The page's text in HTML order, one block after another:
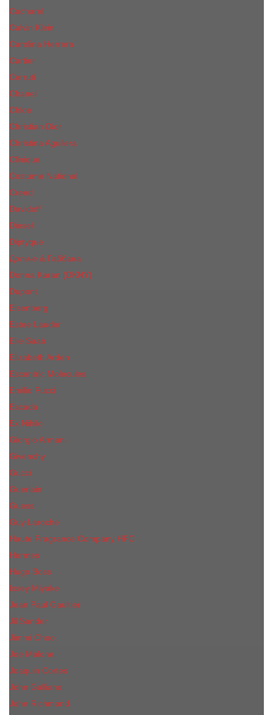
Cacharel
Calvin Klein
Carolina Herrera
Cartier
Cerruti
Сhanеl
Chloe
Christian Dior
Christina Aguilera
Сliniquе
Costume National
Creed
Davidoff
Diesel
Diptyque
Дольче & Габбана
Donna Karan (DKNY)
Dupont
Eisenberg
Еsteе Lаudеr
Elie Saab
Elizabeth Arden
Escentric Molecules
Emilio Pucci
Escada
Ex Nihilo
Giorgio Armani
Givenchy
Gucci
Guerlain
Guess
Guy Laroche
Haute Fragrance Company HFC
Hermes
Hugo Boss
Issey Miyake
Jean Paul Gaultier
Jil Sander
Jimmi Choo
Jое Malоnе
Joaquin Cortes
John Galliano
John Richmond